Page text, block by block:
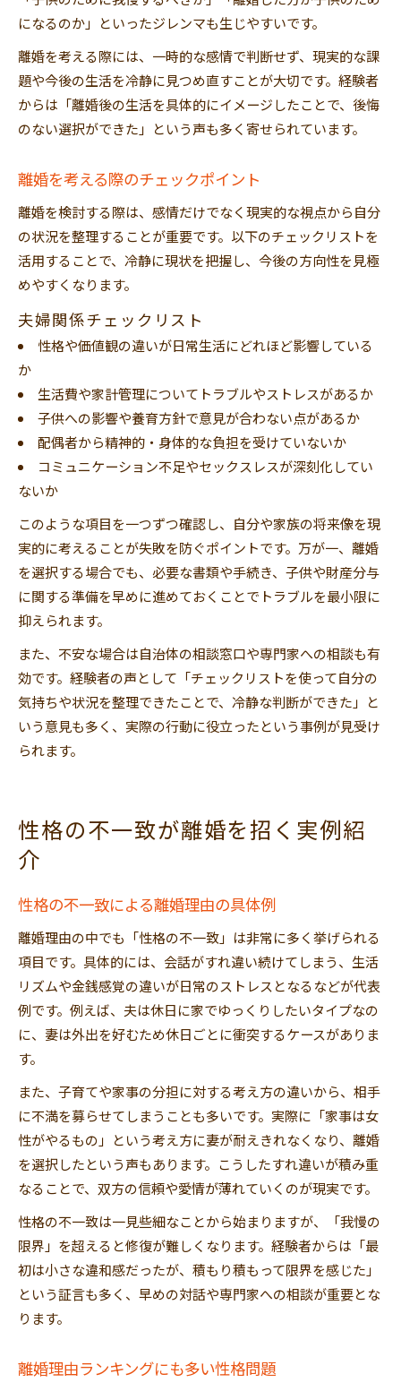
になるのか」といったジレンマも生じやすいです。
離婚を考える際には、一時的な感情で判断せず、現実的な課
題や今後の生活を冷静に見つめ直すことが大切です。経験者
からは「離婚後の生活を具体的にイメージしたことで、後悔
のない選択ができた」という声も多く寄せられています。
離婚を考える際のチェックポイント
離婚を検討する際は、感情だけでなく現実的な視点から自分
の状況を整理することが重要です。以下のチェックリストを
活用することで、冷静に現状を把握し、今後の方向性を見極
めやすくなります。
夫婦関係チェックリスト
性格や価値観の違いが日常生活にどれほど影響している
か
生活費や家計管理についてトラブルやストレスがあるか
子供への影響や養育方針で意見が合わない点があるか
配偶者から精神的・身体的な負担を受けていないか
コミュニケーション不足やセックスレスが深刻化してい
ないか
このような項目を一つずつ確認し、自分や家族の将来像を現
実的に考えることが失敗を防ぐポイントです。万が一、離婚
を選択する場合でも、必要な書類や手続き、子供や財産分与
に関する準備を早めに進めておくことでトラブルを最小限に
抑えられます。
また、不安な場合は自治体の相談窓口や専門家への相談も有
効です。経験者の声として「チェックリストを使って自分の
気持ちや状況を整理できたことで、冷静な判断ができた」と
いう意見も多く、実際の行動に役立ったという事例が見受け
られます。
性格の不一致が離婚を招く実例紹
介
性格の不一致による離婚理由の具体例
離婚理由の中でも「性格の不一致」は非常に多く挙げられる
項目です。具体的には、会話がすれ違い続けてしまう、生活
リズムや金銭感覚の違いが日常のストレスとなるなどが代表
例です。例えば、夫は休日に家でゆっくりしたいタイプなの
に、妻は外出を好むため休日ごとに衝突するケースがありま
す。
また、子育てや家事の分担に対する考え方の違いから、相手
に不満を募らせてしまうことも多いです。実際に「家事は女
性がやるもの」という考え方に妻が耐えきれなくなり、離婚
を選択したという声もあります。こうしたすれ違いが積み重
なることで、双方の信頼や愛情が薄れていくのが現実です。
性格の不一致は一見些細なことから始まりますが、「我慢の
限界」を超えると修復が難しくなります。経験者からは「最
初は小さな違和感だったが、積もり積もって限界を感じた」
という証言も多く、早めの対話や専門家への相談が重要とな
ります。
離婚理由ランキングにも多い性格問題